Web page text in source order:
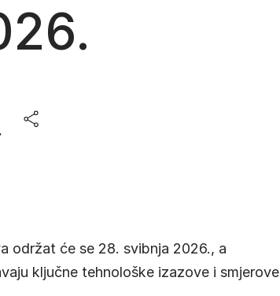
održat će se 28. svibnja 2026., a
ključne tehnološke izazove i smjerove